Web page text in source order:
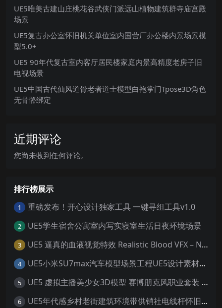
UE5唯美古建山庄桃花谷武侠门派远山植物建筑群寺庙宫殿
场景
UE5复古办公室怀旧机关单位室内国营厂办公楼内景场景模
型5.0+
UE5 90年代复古室内客厅居民楼家庭内景高精度老房子旧
电视场景
UE5中国古代仙风道骨老者道士模型白袍掌门Tpose3D角色
无骨骼绑定
近期评论
您尚未收到任何评论。
排行榜展示
1 重磅发布！开心设计独家工具 一键寻组工具v1.0
2 UE5学生宿舍公寓室内写实寝室生活日夜环境场景
3 UE5 逼真的血液视觉特效 Realistic Blood VFX – Niagara Blood Effects
4 UE5小米SU7max汽车模型场景工程UE5设计素材写实风格汽车工程
5 UE5 虚拟主播美少女3D模型 赛博朋克风职业套装 游戏角色素材
6 UE5年代感乡村老街建筑环境带供销社电线杆怀旧大场景5.0+